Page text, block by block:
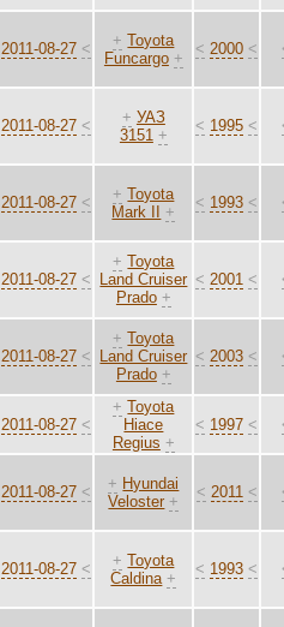
2011-08-27 < + Toyota
Funcargo +
< 2000 <
2011-08-27 < + УАЗ
3151 +
< 1995 <
2011-08-27 < + Toyota
Mark II
+
< 1993 <
2011-08-27 <
+ Toyota
Land Cruiser
Prado +
< 2001 <
2011-08-27 <
+ Toyota
Land Cruiser
Prado +
< 2003 <
2011-08-27 <
+ Toyota
Hiace
Regius +
< 1997 <
2011-08-27 < + Hyundai
Veloster +
< 2011 <
2011-08-27 < + Toyota
Caldina +
< 1993 <